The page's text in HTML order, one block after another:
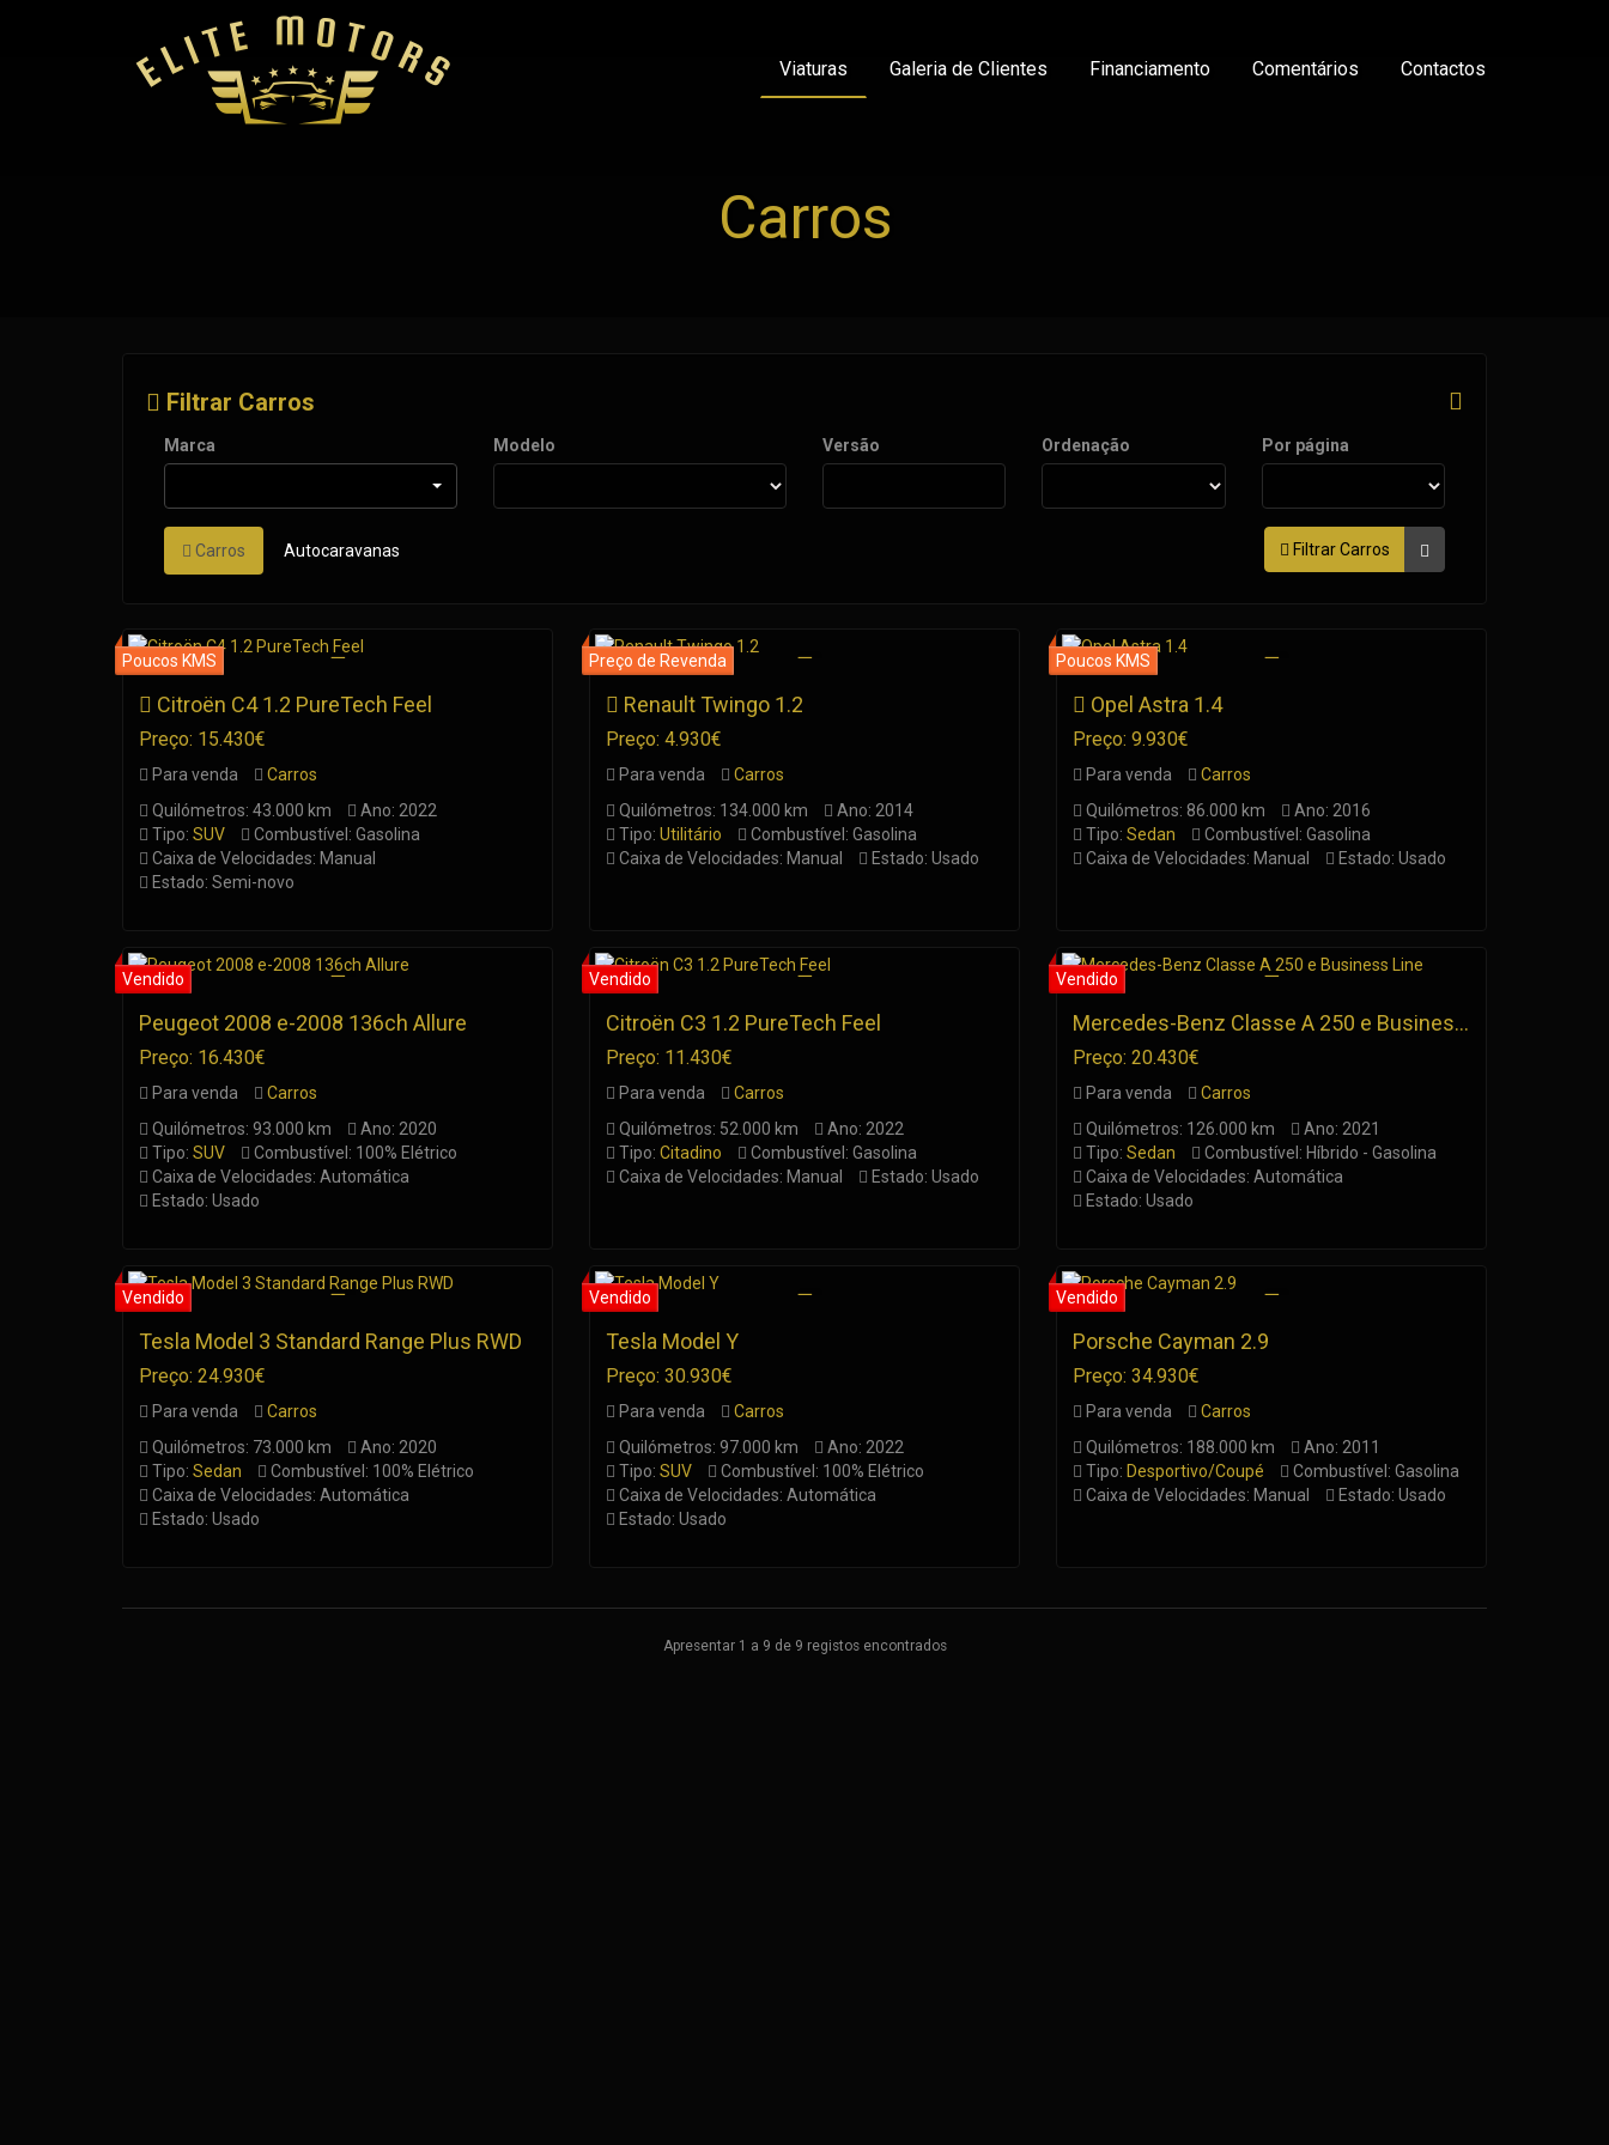
Viaturas Galeria de Clientes Financiamento Comentários Contactos
Carros
Filtrar Carros
Marca Modelo Versão Ordenação Por página
Carros Autocaravanas Filtrar Carros
Citroën C4 1.2 PureTech Feel
Preço: 15.430€
Para venda
Carros
Quilómetros: 43.000 km
Ano: 2022
Tipo: SUV
Combustível: Gasolina
Caixa de Velocidades: Manual
Estado: Semi-novo
Renault Twingo 1.2
Preço: 4.930€
Para venda
Carros
Quilómetros: 134.000 km
Ano: 2014
Tipo: Utilitário
Combustível: Gasolina
Caixa de Velocidades: Manual
Estado: Usado
Opel Astra 1.4
Preço: 9.930€
Para venda
Carros
Quilómetros: 86.000 km
Ano: 2016
Tipo: Sedan
Combustível: Gasolina
Caixa de Velocidades: Manual
Estado: Usado
Peugeot 2008 e-2008 136ch Allure
Preço: 16.430€
Para venda
Carros
Quilómetros: 93.000 km
Ano: 2020
Tipo: SUV
Combustível: 100% Elétrico
Caixa de Velocidades: Automática
Estado: Usado
Citroën C3 1.2 PureTech Feel
Preço: 11.430€
Para venda
Carros
Quilómetros: 52.000 km
Ano: 2022
Tipo: Citadino
Combustível: Gasolina
Caixa de Velocidades: Manual
Estado: Usado
Mercedes-Benz Classe A 250 e Business Line
Preço: 20.430€
Para venda
Carros
Quilómetros: 126.000 km
Ano: 2021
Tipo: Sedan
Combustível: Híbrido - Gasolina
Caixa de Velocidades: Automática
Estado: Usado
Tesla Model 3 Standard Range Plus RWD
Preço: 24.930€
Para venda
Carros
Quilómetros: 73.000 km
Ano: 2020
Tipo: Sedan
Combustível: 100% Elétrico
Caixa de Velocidades: Automática
Estado: Usado
Tesla Model Y
Preço: 30.930€
Para venda
Carros
Quilómetros: 97.000 km
Ano: 2022
Tipo: SUV
Combustível: 100% Elétrico
Caixa de Velocidades: Automática
Estado: Usado
Porsche Cayman 2.9
Preço: 34.930€
Para venda
Carros
Quilómetros: 188.000 km
Ano: 2011
Tipo: Desportivo/Coupé
Combustível: Gasolina
Caixa de Velocidades: Manual
Estado: Usado
Apresentar 1 a 9 de 9 registos encontrados